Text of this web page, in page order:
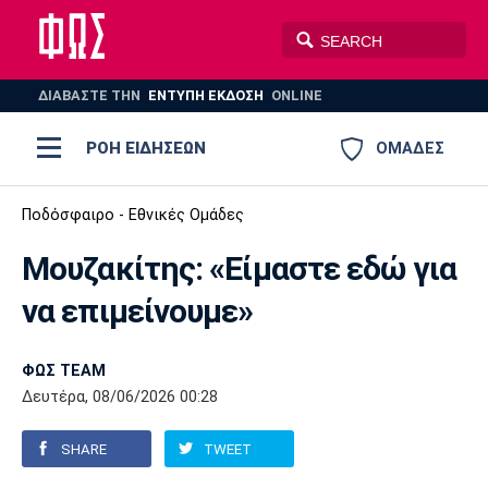
ΔΙΑΒΑΣΤΕ THN ΕΝΤΥΠΗ ΕΚΔΟΣΗ ONLINE
ΟΜΑΔΕΣ
ΡΟΗ ΕΙΔΗΣΕΩΝ
ΠΟΔΟΣΦΑΙΡΟ ΜΠΑΣΚΕΤ
ΒΟΛΕΪ ΠΟΛΟ ΣΠΟΡ
AUTO-MOTO
Ποδόσφαιρο
Super League 1
Super League 2
Γ Εθνική
Ελλάδα
Μπάσκετ
Ελλάδα
Εθνική
EuroLeague
Ολυμπιακοί Αγώνες
Βόλεϊ
Πόλο
Ολυμπιακός ΑΕΚ
Παναθηναϊκός Ατρόμητος
Ποδόσφαιρο - Εθνικές Ομάδες
Μουζακίτης: «Είμαστε εδώ για
να επιμείνουμε»
ΦΩΣ TEAM
Δευτέρα, 08/06/2026 00:28
SHARE TWEET